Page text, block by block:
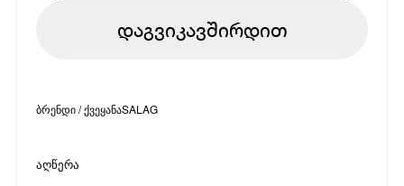
დაგვიკავშირდით
ბრენდი / ქვეყანაSALAG
აღწერა